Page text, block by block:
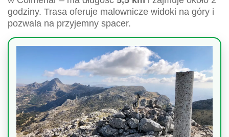
godziny. Trasa oferuje malownicze widoki na góry i
pozwala na przyjemny spacer.